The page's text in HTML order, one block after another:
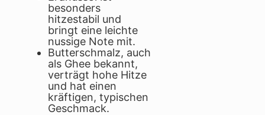
besonders
hitzestabil und
bringt eine leichte
nussige Note mit.
Butterschmalz, auch
als Ghee bekannt,
verträgt hohe Hitze
und hat einen
kräftigen, typischen
Geschmack.